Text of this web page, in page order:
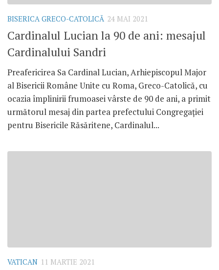
BISERICA GRECO-CATOLICĂ 24 MAI 2021
Cardinalul Lucian la 90 de ani: mesajul
Cardinalului Sandri
Preafericirea Sa Cardinal Lucian, Arhiepiscopul Major
al Bisericii Române Unite cu Roma, Greco-Catolică, cu
ocazia împlinirii frumoasei vârste de 90 de ani, a primit
următorul mesaj din partea prefectului Congregației
pentru Bisericile Răsăritene, Cardinalul...
VATICAN 11 MARTIE 2021